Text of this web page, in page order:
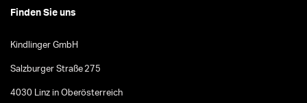
Finden Sie uns
Kindlinger GmbH
Salzburger Straße 275
4030 Linz in Oberösterreich